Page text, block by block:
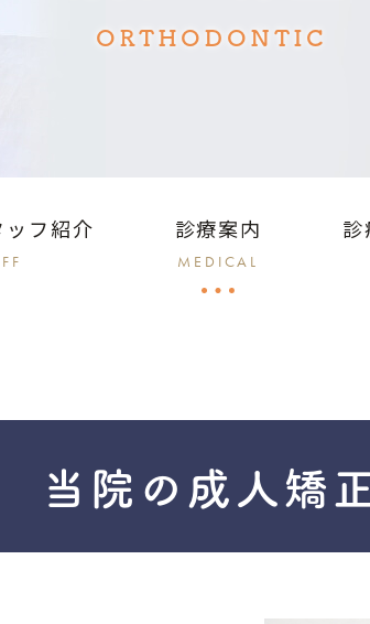
ORTHODONTIC
フ紹介 診療案内
MEDICAL
診
当院の成人矯